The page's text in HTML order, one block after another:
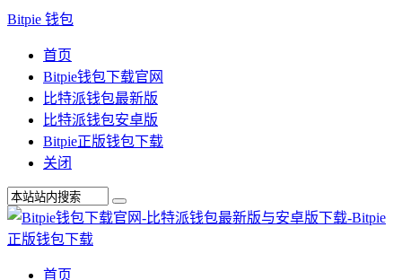
Bitpie 钱包
首页
Bitpie钱包下载官网
比特派钱包最新版
比特派钱包安卓版
Bitpie正版钱包下载
关闭
首页